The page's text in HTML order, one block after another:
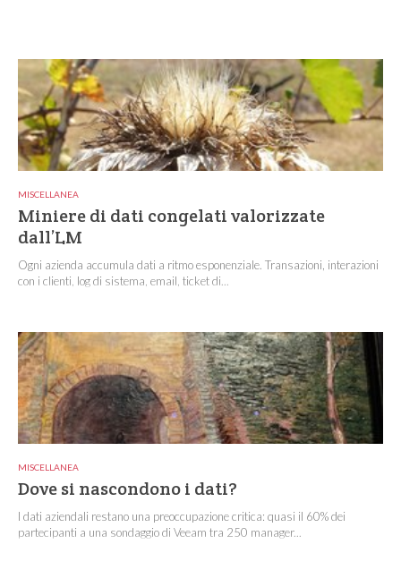
MISCELLANEA
Miniere di dati congelati valorizzate
dall’LM
Ogni azienda accumula dati a ritmo esponenziale. Transazioni, interazioni
con i clienti, log di sistema, email, ticket di...
MISCELLANEA
Dove si nascondono i dati?
I dati aziendali restano una preoccupazione critica: quasi il 60% dei
partecipanti a una sondaggio di Veeam tra 250 manager...